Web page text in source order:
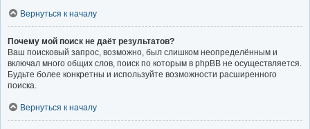
Вернуться к началу
Почему мой поиск не даёт результатов?
Ваш поисковый запрос, возможно, был слишком неопределённым и
включал много общих слов, поиск по которым в phpBB не осуществляется.
Будьте более конкретны и используйте возможности расширенного
поиска.
Вернуться к началу